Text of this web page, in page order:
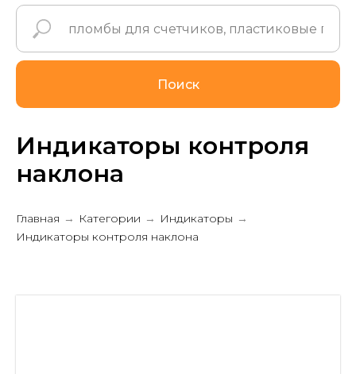
Поиск
Индикаторы контроля
наклона
Главная → Категории → Индикаторы →
Индикаторы контроля наклона